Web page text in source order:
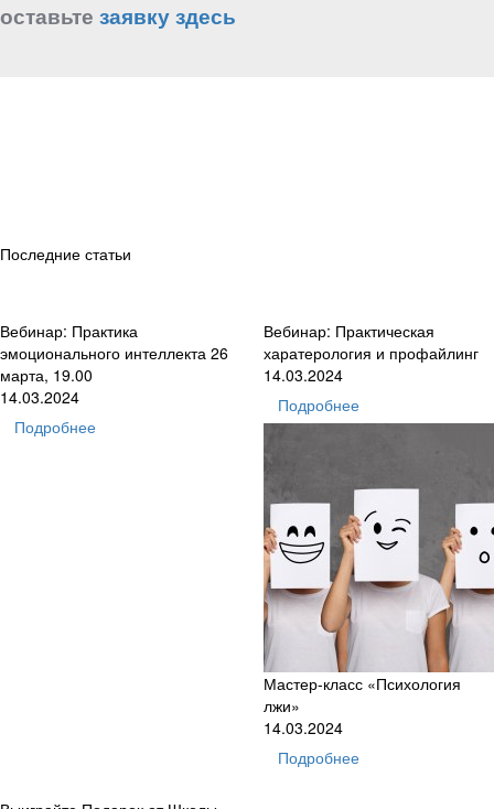
оставьте заявку здесь
Последние статьи
Вебинар: Практика
эмоционального интеллекта 26
марта, 19.00
14.03.2024
Подробнее
Вебинар: Практическая
харатерология и профайлинг
14.03.2024
Подробнее
Мастер-класс «Психология
лжи»
14.03.2024
Подробнее